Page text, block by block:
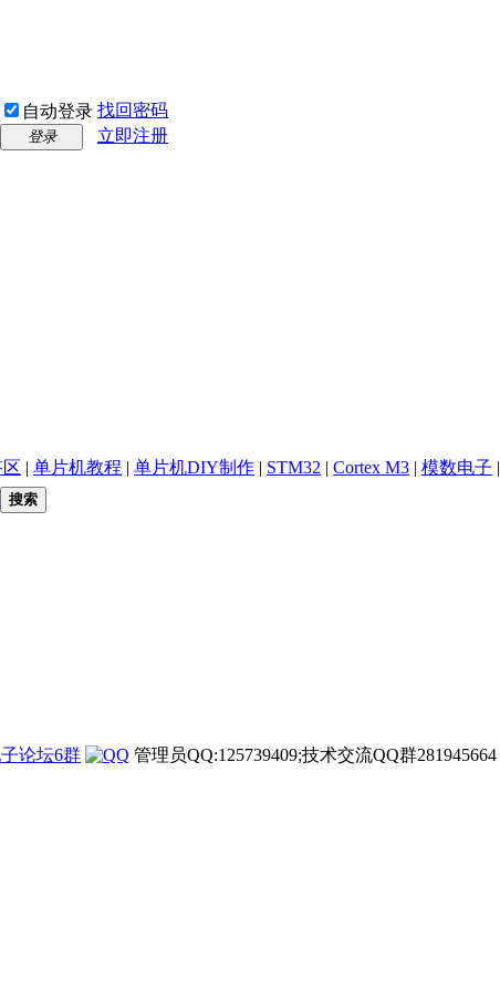
自动登录 找回密码
登录 立即注册
| 单片机教程 | 单片机DIY制作 | STM32 | Cortex M3 | 模数电子 |
搜索
管理员QQ:125739409;技术交流QQ群281945664